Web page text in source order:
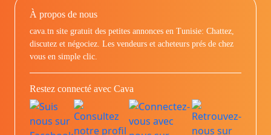
À propos de nous
cava.tn site gratuit des petites annonces en Tunisie: Chattez,
discutez et négociez. Les vendeurs et acheteurs prés de chez
vous en simple clic.
Restez connecté avec Cava